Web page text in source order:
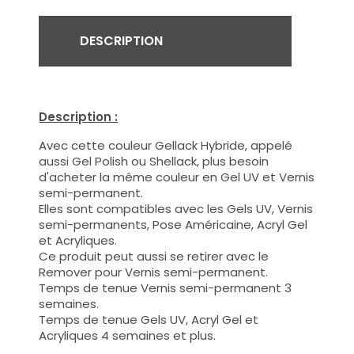
DESCRIPTION
Description :
Avec cette couleur Gellack Hybride, appelé
aussi Gel Polish ou Shellack, plus besoin
d'acheter la même couleur en Gel UV et Vernis
semi-permanent.
Elles sont compatibles avec les Gels UV, Vernis
semi-permanents, Pose Américaine, Acryl Gel
et Acryliques.
Ce produit peut aussi se retirer avec le
Remover pour Vernis semi-permanent.
Temps de tenue Vernis semi-permanent 3
semaines.
Temps de tenue Gels UV, Acryl Gel et
Acryliques 4 semaines et plus.